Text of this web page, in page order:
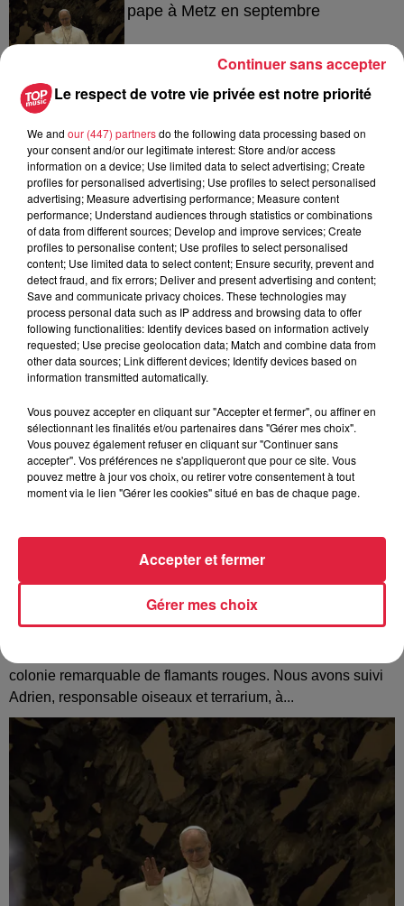
pape à Metz en septembre
5 août 2026
l’après Euro-Mir
À découvrir également
Au zoo de Mulhouse : rencontre avec les
flamants rouges
colonie remarquable de flamants rouges. Nous avons suivi
Adrien, responsable oiseaux et terrarium, à...
Le respect de votre vie privée est notre priorité
We and our (447) partnersdo the following data processing based on
your consent and/or our legitimate interest: Store and/or access
information on a device; Use limited data to select advertising; Create
profiles for personalised advertising; Use profiles to select personalised
advertising; Measure advertising performance; Measure content
performance; Understand audiences through statistics or combinations
of data from different sources; Develop and improve services; Create
profiles to personalise content; Use profiles to select personalised
content; Use limited data to select content; Ensure security, prevent and
detect fraud, and fix errors; Deliver and present advertising and content;
Save and communicate privacy choices. These technologies may
process personal data such as IP address and browsing data to offer
following functionalities: Identify devices based on information actively
requested; Use precise geolocation data; Match and combine data from
other data sources; Link different devices; Identify devices based on
information transmitted automatically.
Vous pouvez accepter en cliquant sur "Accepter et fermer", ou affiner en
sélectionnant les finalités et/ou partenaires dans "Gérer mes choix".
Vous pouvez également refuser en cliquant sur "Continuer sans
accepter". Vos préférences ne s'appliqueront que pour ce site. Vous
pouvez mettre à jour vos choix, ou retirer votre consentement à tout
moment via le lien "Gérer les cookies" situé en bas de chaque page.
Gérer mes choix
Accepter et fermer
Continuer sans accepter